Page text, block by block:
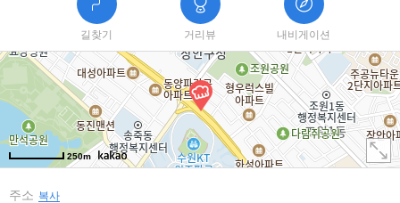
길찾기 거리뷰 내비게이션
250m
주소 복사